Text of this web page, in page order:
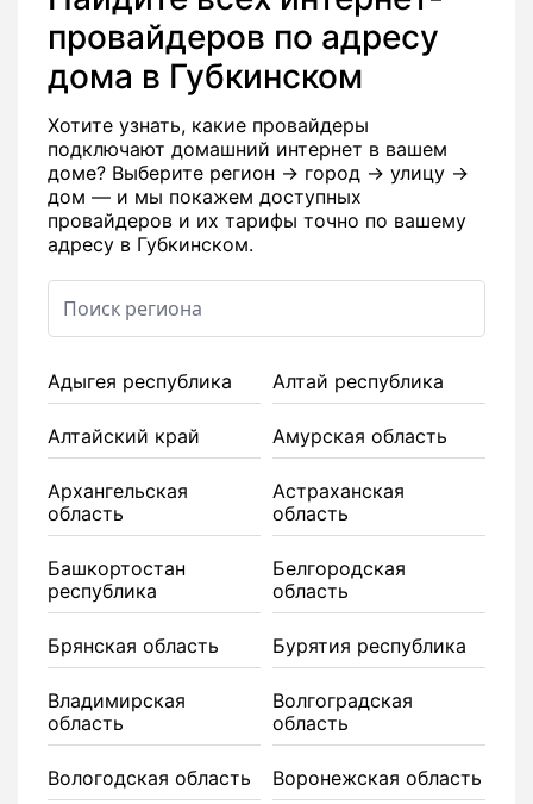
провайдеров по адресу
дома в Губкинском
Хотите узнать, какие провайдеры
подключают домашний интернет в вашем
доме? Выберите регион → город → улицу →
дом — и мы покажем доступных
провайдеров и их тарифы точно по вашему
адресу в Губкинском.
Адыгея республика Алтай республика
Алтайский край Амурская область
Архангельская
область
Астраханская
область
Башкортостан
республика
Белгородская
область
Брянская область Бурятия республика
Владимирская
область
Волгоградская
область
Вологодская область Воронежская область